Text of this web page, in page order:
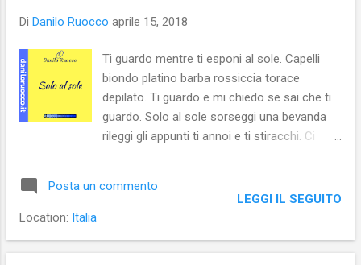
Di Danilo Ruocco aprile 15, 2018
Ti guardo mentre ti esponi al sole. Capelli
biondo platino barba rossiccia torace
depilato. Ti guardo e mi chiedo se sai che ti
guardo. Solo al sole sorseggi una bevanda
rileggi gli appunti ti annoi e ti stiracchi. Ci
Posta un commento
Location: Italia
LEGGI IL SEGUITO